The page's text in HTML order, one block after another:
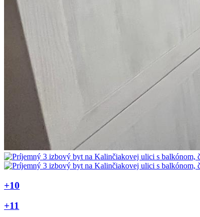
+10
+11